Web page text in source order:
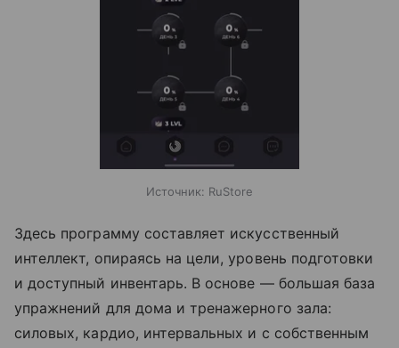
Источник: RuStore
Здесь программу составляет искусственный
интеллект, опираясь на цели, уровень подготовки
и доступный инвентарь. В основе — большая база
упражнений для дома и тренажерного зала:
силовых, кардио, интервальных и с собственным